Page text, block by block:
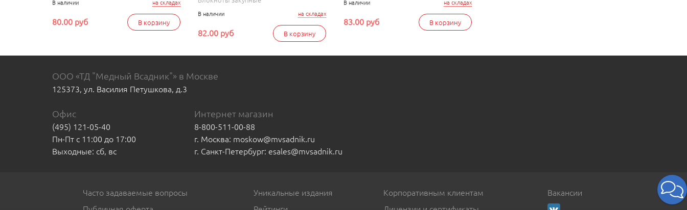
на складах
В наличии
В корзину
80.00 руб
на складах
В наличии
В корзину
82.00 руб
на складах
В наличии
В корзину
83.00 руб
ООО «ТД "Медный Всадник"» в Москве
125373, ул. Василия Петушкова, д.3
Офис
(495) 121-05-40
Пн-Пт с 11:00 до 17:00
Выходные: сб, вс
Интернет магазин
8-800-511-00-88
г. Москва: moskow@mvsadnik.ru
г. Санкт-Петербург: esales@mvsadnik.ru
Часто задаваемые вопросы
Уникальные издания
Корпоративным клиентам
Вакансии